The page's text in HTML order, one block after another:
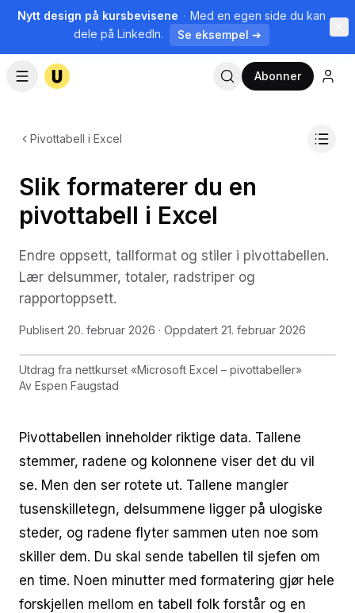
Nytt design på kursbevisene · Med en egen side du kan
dele på LinkedIn.
Se eksempel ➔
Abonner
Pivottabell i Excel
Slik formaterer du en
pivottabell i Excel
Endre oppsett, tallformat og stiler i pivottabellen.
Lær delsummer, totaler, radstriper og
rapportoppsett.
Publisert 20. februar 2026 · Oppdatert 21. februar 2026
Utdrag fra nettkurset «Microsoft Excel – pivottabeller»
Av Espen Faugstad
Pivottabellen inneholder riktige data. Tallene
stemmer, radene og kolonnene viser det du vil
se. Men den ser rotete ut. Tallene mangler
tusenskilletegn, delsummene ligger på ulogiske
steder, og radene flyter sammen uten noe som
skiller dem. Du skal sende tabellen til sjefen om
en time. Noen minutter med formatering gjør hele
forskjellen mellom en tabell folk forstår og en